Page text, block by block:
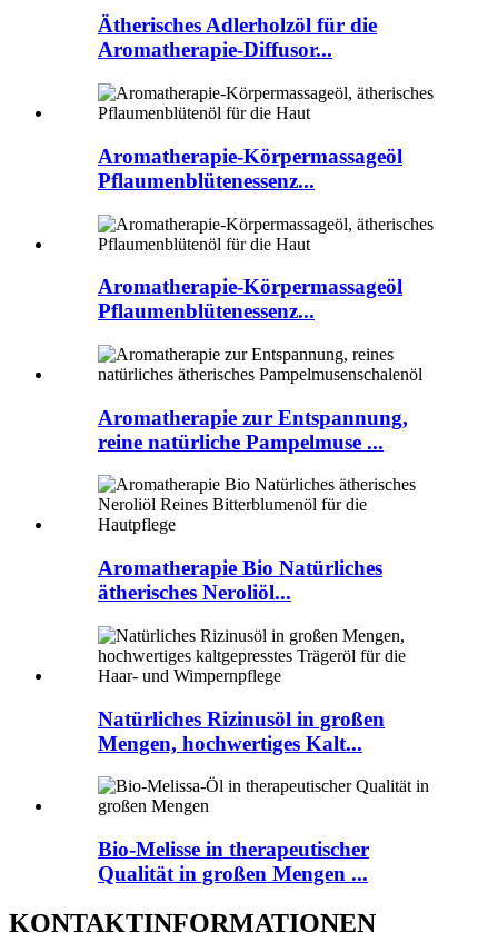
Ätherisches Adlerholzöl für die
Aromatherapie-Diffusor...
Aromatherapie-Körpermassageöl
Pflaumenblütenessenz...
Aromatherapie-Körpermassageöl
Pflaumenblütenessenz...
Aromatherapie zur Entspannung,
reine natürliche Pampelmuse ...
Aromatherapie Bio Natürliches
ätherisches Neroliöl...
Natürliches Rizinusöl in großen
Mengen, hochwertiges Kalt...
Bio-Melisse in therapeutischer
Qualität in großen Mengen ...
KONTAKTINFORMATIONEN